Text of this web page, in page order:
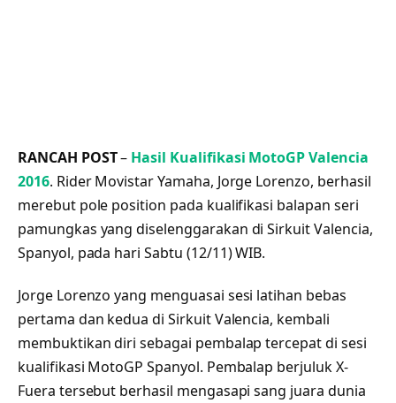
RANCAH POST– Hasil Kualifikasi MotoGP Valencia
2016. Rider Movistar Yamaha, Jorge Lorenzo, berhasil
merebut pole position pada kualifikasi balapan seri
pamungkas yang diselenggarakan di Sirkuit Valencia,
Spanyol, pada hari Sabtu (12/11) WIB.
Jorge Lorenzo yang menguasai sesi latihan bebas
pertama dan kedua di Sirkuit Valencia, kembali
membuktikan diri sebagai pembalap tercepat di sesi
kualifikasi MotoGP Spanyol. Pembalap berjuluk X-
Fuera tersebut berhasil mengasapi sang juara dunia